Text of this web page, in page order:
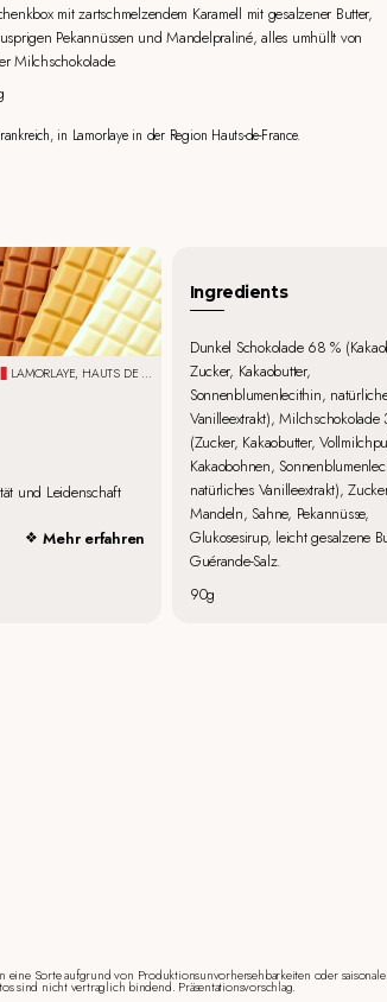
mit zartschmelzendem Karamell mit gesalzener Butter,
Pekannüssen und Mandelpraliné, alles umhüllt von
Milchschokolade.
in Lamorlaye in der Region Hauts-de-France.
LAMORLAYE, HAUTS DE FRANCE
und Leidenschaft
Mehr erfahren
Ingredients
Dunkel Schokolade 68 %
Zucker, Kakaobutter,
Sonnenblumenlecithin,
Vanilleextrakt), Milchschokolade
(Zucker, Kakaobutter,
Kakaobohnen,
natürliches Vanilleextrakt),
Mandeln, Sahne, Pekannüsse,
Glukosesirup, leicht gesalzene
Guérande-Salz.
90g
Sorte aufgrund von Produktionsunvorhersehbarkeiten oder
sind nicht vertraglich bindend. Präsentationsvorschlag.